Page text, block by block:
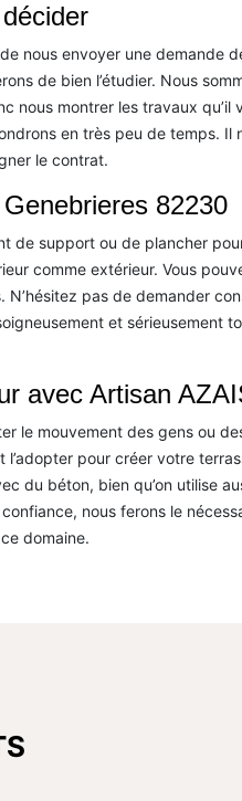
nous envoyer une demande
de bien l’étudier. Nous
nous montrer les travaux qu’il
en très peu de temps. Il
le contrat.
82230
de support ou de plancher
comme extérieur. Vous
pas de demander
et sérieusement
avec Artisan
le mouvement des gens ou
l’adopter pour créer votre
du béton, bien qu’on utilise
nous ferons le
domaine.